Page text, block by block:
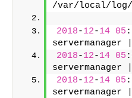
/var/local/log/
2018-12-14 05 :
2018-12-14 05 :
servermanager
2018-12-14 05 :